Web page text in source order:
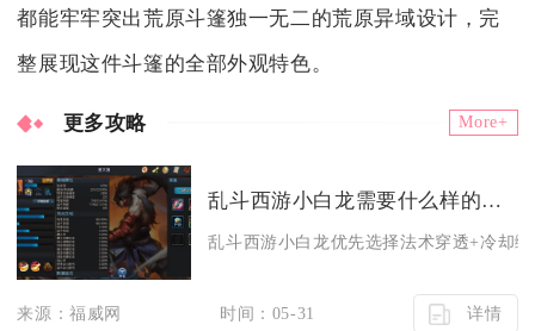
都能牢牢突出荒原斗篷独一无二的荒原异域设计，完
整展现这件斗篷的全部外观特色。
更多攻略 More+
乱斗西游小白龙需要什么样的装备
乱斗西游小白龙优先选择法术穿透+冷却
来源：福威网 时间：05-31 详情